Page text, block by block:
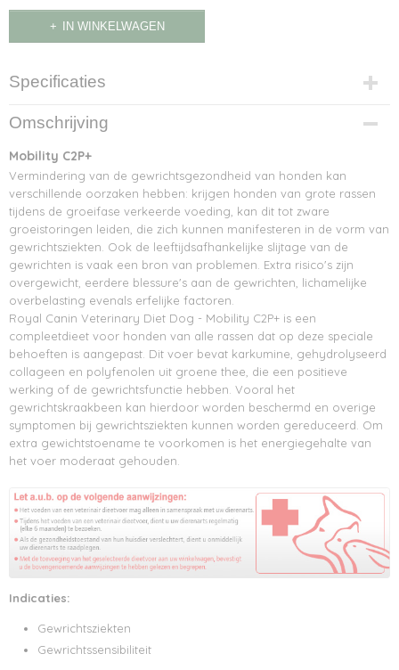
IN WINKELWAGEN
Specificaties
Netto gewicht
12,00 Kg
Bruto gewicht
12,00 Kg
Omschrijving
Mobility C2P+
Vermindering van de gewrichtsgezondheid van honden kan
verschillende oorzaken hebben: krijgen honden van grote rassen
tijdens de groeifase verkeerde voeding, kan dit tot zware
groeistoringen leiden, die zich kunnen manifesteren in de vorm van
gewrichtsziekten. Ook de leeftijdsafhankelijke slijtage van de
gewrichten is vaak een bron van problemen. Extra risico's zijn
overgewicht, eerdere blessure's aan de gewrichten, lichamelijke
overbelasting evenals erfelijke factoren.
Royal Canin Veterinary Diet Dog - Mobility C2P+ is een
compleetdieet voor honden van alle rassen dat op deze speciale
behoeften is aangepast. Dit voer bevat karkumine, gehydrolyseerd
collageen en polyfenolen uit groene thee, die een positieve
werking of de gewrichtsfunctie hebben. Vooral het
gewrichtskraakbeen kan hierdoor worden beschermd en overige
symptomen bij gewrichtsziekten kunnen worden gereduceerd. Om
extra gewichtstoename te voorkomen is het energiegehalte van
het voer moderaat gehouden.
Indicaties:
Gewrichtsziekten
Gewrichtssensibiliteit